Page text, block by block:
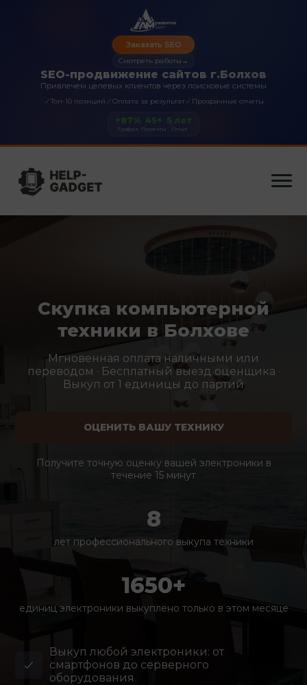
SEO-продвижение сайтов г.Болхов
Привлечем целевых клиентов через поисковые системы
✓Топ-10 позиций ✓Оплата за результат✓ Прозрачные отчеты
Заказать SEO
Смотреть работы →
+87%
Трафик
45+
Проекты
5 лет
Опыт
Скупка компьютерной
техники в Болхове
Мгновенная оплата наличными или
переводом · Бесплатный выезд оценщика ·
Выкуп от 1 единицы до партий
ОЦЕНИТЬ ВАШУ ТЕХНИКУ
Получите точную оценку вашей электроники в
течение 15 минут
8
лет профессионального выкупа техники
1650+
единиц электроники выкуплено только в этом месяце
Выкуп любой электроники: от
смартфонов до серверного
оборудования